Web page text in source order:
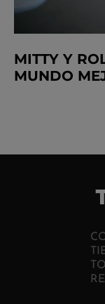
MITTY Y
MUNDO